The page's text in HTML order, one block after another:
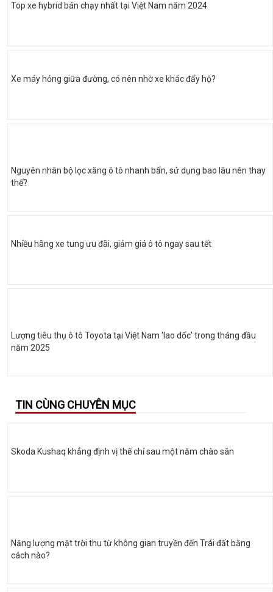
Top xe hybrid bán chạy nhất tại Việt Nam năm 2024
Xe máy hỏng giữa đường, có nên nhờ xe khác đẩy hộ?
Nguyên nhân bộ lọc xăng ô tô nhanh bẩn, sử dụng bao lâu nên thay
thế?
Nhiều hãng xe tung ưu đãi, giảm giá ô tô ngay sau tết
Lượng tiêu thụ ô tô Toyota tại Việt Nam 'lao dốc' trong tháng đầu
năm 2025
TIN CÙNG CHUYÊN MỤC
Skoda Kushaq khẳng định vị thế chỉ sau một năm chào sân
Năng lượng mặt trời thu từ không gian truyền đến Trái đất bằng
cách nào?